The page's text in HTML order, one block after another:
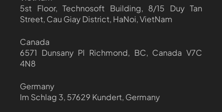
5st Floor, Technosoft Building, 8/15 Duy Tan
Street, Cau Giay District, HaNoi, VietNam
Canada
6571 Dunsany Pl Richmond, BC, Canada V7C
4N8
Germany
Im Schlag 3, 57629 Kundert, Germany